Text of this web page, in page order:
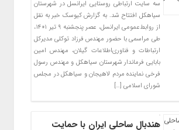
سه سایت ارتباطی روستایی ایرانسل در شهرستان
سیاهکل افتتاح شد. به گزارش کیوسک خبر به نقل
از روابط‌عمومی ایرانسل، عصر پنجشنبه ۹ تیر ۱۴۰۱،
طی مراسمی با حضور مهندس فرزاد توکلی مدیرکل
ارتباطات و فناوری‌اطلاعات گیلان، مهندس امین
بابایی فرماندار شهرستان سیاهکل و مهندس رسول
فرخی نماینده مردم لاهیجان و سیاهکل در مجلس
شورای اسلامی […]
هندبال ساحلی ایران با حمایت